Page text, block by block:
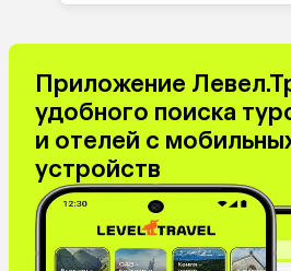
Приложение
удобного поиска
и отелей с
устройств